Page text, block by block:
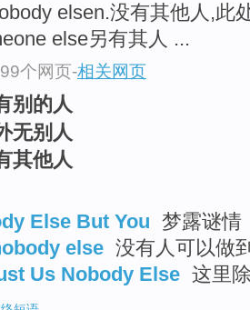
elsen.没有其他人,此
else另有其人 ...
个网页-相关网页
别的人
无别人
其他人
Else But You 梦露谜情
else 没有人可以做
Us Nobody Else 这里